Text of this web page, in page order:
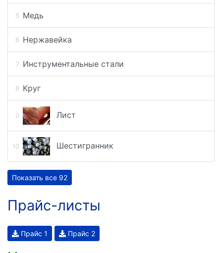
Медь
Нержавейка
Инструментальные стали
Круг
Лист
Шестигранник
Показать все 92
Прайс-листы
Прайс 1 Прайс 2